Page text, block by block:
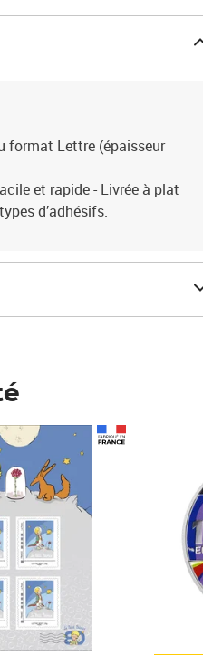
format Lettre (épaisseur
et rapide - Livrée à plat
d’adhésifs.